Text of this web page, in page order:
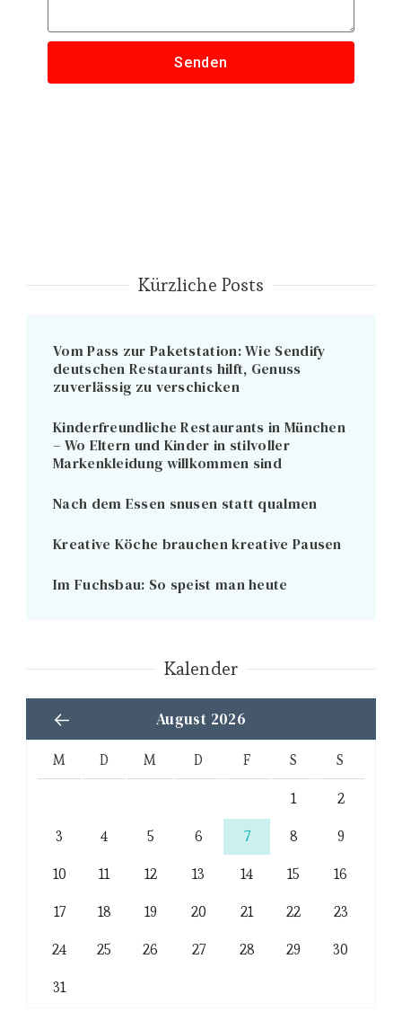
Senden
Kürzliche Posts
Vom Pass zur Paketstation: Wie Sendify
deutschen Restaurants hilft, Genuss
zuverlässig zu verschicken
Kinderfreundliche Restaurants in München
– Wo Eltern und Kinder in stilvoller
Markenkleidung willkommen sind
Nach dem Essen snusen statt qualmen
Kreative Köche brauchen kreative Pausen
Im Fuchsbau: So speist man heute
Kalender
August 2026
M D M D F S S
1
2
3
4 5 6 7 8
9
10
11 12 13 14 15
16
17
18 19 20 21 22
23
24
25 26 27 28 29
30
31